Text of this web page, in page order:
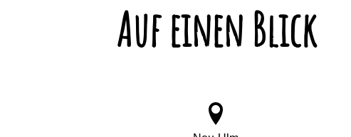
Auf einen Blick